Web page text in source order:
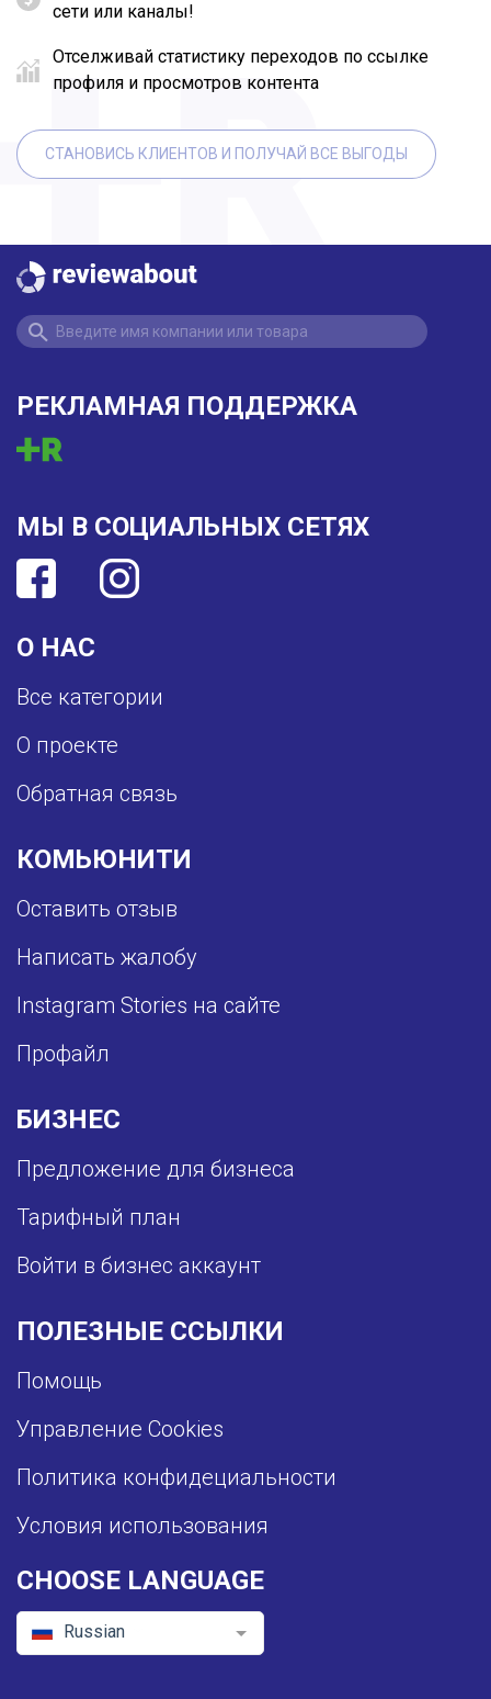
сети или каналы!
Отселживай статистику переходов по ссылке
профиля и просмотров контента
СТАНОВИСЬ КЛИЕНТОВ И ПОЛУЧАЙ ВСЕ ВЫГОДЫ
О НАС
Все категории
О проекте
Обратная связь
КОМЬЮНИТИ
Оставить отзыв
Написать жалобу
Instagram Stories на сайте
Профайл
БИЗНЕС
Предложение для бизнеса
Тарифный план
Войти в бизнес аккаунт
ПОЛЕЗНЫЕ ССЫЛКИ
Помощь
Управление Cookies
Политика конфидециальности
Условия использования
РЕКЛАМНАЯ ПОДДЕРЖКА
МЫ В СОЦИАЛЬНЫХ СЕТЯХ
CHOOSE LANGUAGE
Russian